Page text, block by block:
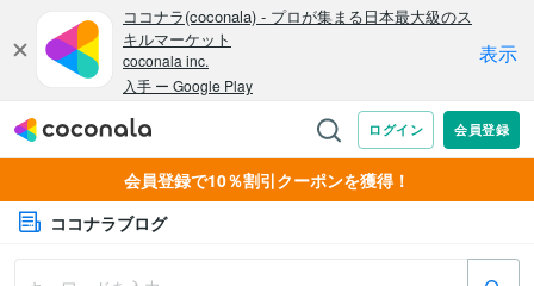
会員登録で10％割引クーポンを獲得！
ココナラブログ